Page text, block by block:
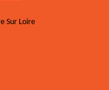
Sur Loire